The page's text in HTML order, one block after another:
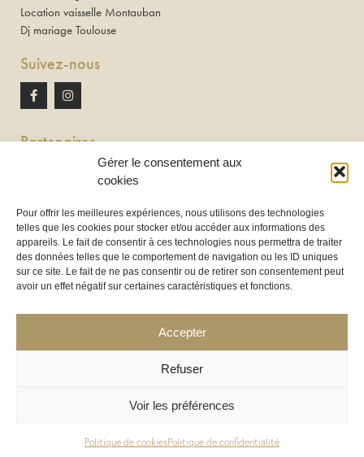
Gérer le consentement aux
cookies
Pour offrir les meilleures expériences, nous utilisons des technologies
telles que les cookies pour stocker et/ou accéder aux informations des
appareils. Le fait de consentir à ces technologies nous permettra de traiter
des données telles que le comportement de navigation ou les ID uniques
sur ce site. Le fait de ne pas consentir ou de retirer son consentement peut
avoir un effet négatif sur certaines caractéristiques et fonctions.
Accepter
Refuser
Voir les préférences
Politique de cookiesPolitique de confidentialité
Location vaisselle Montauban
Dj mariage Toulouse
Suivez-nous
Partenaires
Newton discomobile
Location de tireuse à bière :
Les Frères Brasseurs à Aucamville
WWW.CERCLEDESIGN.FR